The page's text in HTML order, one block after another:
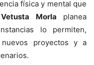
física y mental que
Vetusta Morla planea
lo permiten,
proyectos y a